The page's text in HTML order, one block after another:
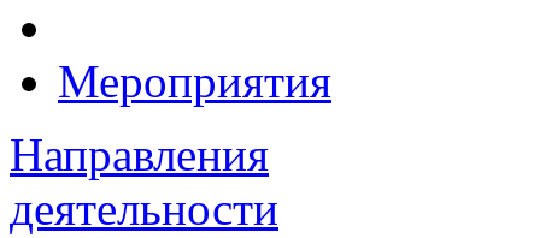
Мероприятия
Направления
деятельности